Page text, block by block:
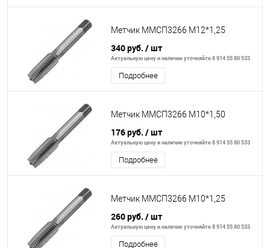
Метчик ММСП3266 М12*1,25
340 руб. / шт
Актуальную цену и наличие уточняйте 8 914 55 80 533
Подробнее
Метчик ММСП3266 М10*1,50
176 руб. / шт
Актуальную цену и наличие уточняйте 8 914 55 80 533
Подробнее
Метчик ММСП3266 М10*1,25
260 руб. / шт
Актуальную цену и наличие уточняйте 8 914 55 80 533
Подробнее